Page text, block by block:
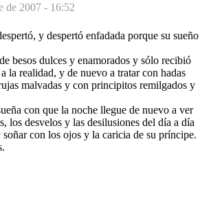
de 2007 - 16:52
y despertó enfadada porque su sueño
besos dulces y enamorados y sólo recibió
la realidad, y de nuevo a tratar con hadas
malvadas y con principitos remilgados y
con que la noche llegue de nuevo a ver
los desvelos y las desilusiones del día a día
con los ojos y la caricia de su príncipe.